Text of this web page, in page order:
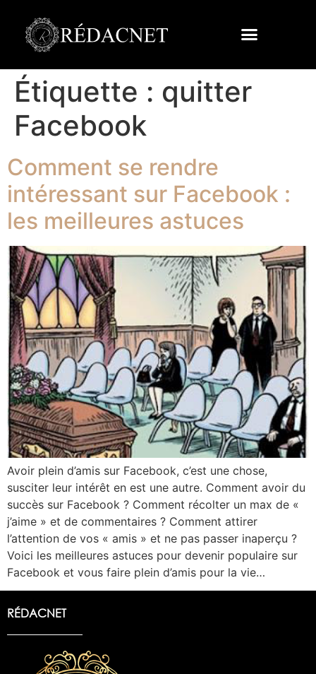
Étiquette : quitter
Facebook
Comment se rendre
intéressant sur Facebook :
les meilleures astuces
Avoir plein d’amis sur Facebook, c’est une chose,
susciter leur intérêt en est une autre. Comment avoir du
succès sur Facebook ? Comment récolter un max de «
j’aime » et de commentaires ? Comment attirer
l’attention de vos « amis » et ne pas passer inaperçu ?
Voici les meilleures astuces pour devenir populaire sur
Facebook et vous faire plein d’amis pour la vie…
RÉDACNET